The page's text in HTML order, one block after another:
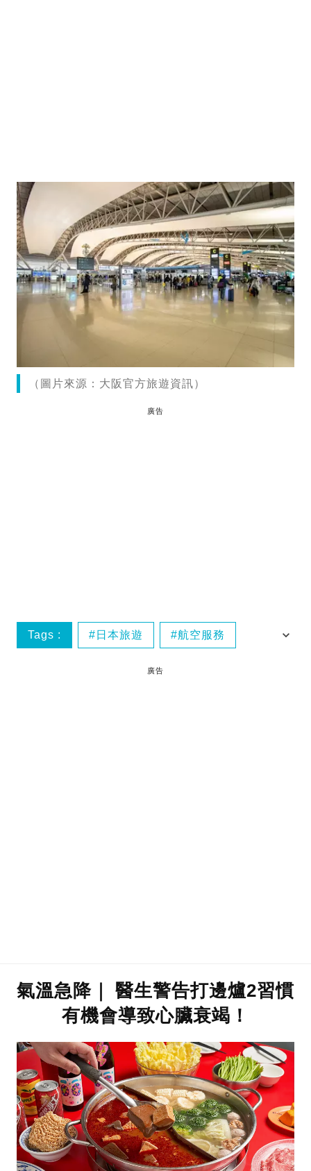
（圖片來源：大阪官方旅遊資訊）
廣告
Tags : 日本旅遊 航空服務
廣告
氣溫急降｜ 醫生警告打邊爐2習慣
有機會導致心臟衰竭！